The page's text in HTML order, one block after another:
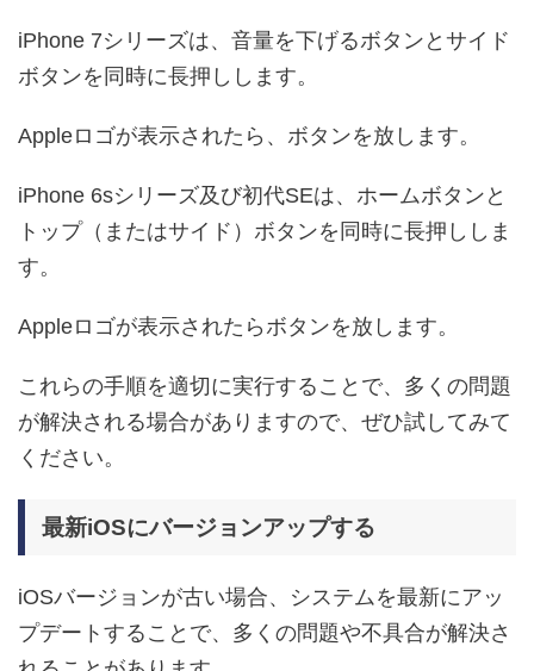
iPhone 7シリーズは、音量を下げるボタンとサイド
ボタンを同時に長押しします。
Appleロゴが表示されたら、ボタンを放します。
iPhone 6sシリーズ及び初代SEは、ホームボタンと
トップ（またはサイド）ボタンを同時に長押ししま
す。
Appleロゴが表示されたらボタンを放します。
これらの手順を適切に実行することで、多くの問題
が解決される場合がありますので、ぜひ試してみて
ください。
最新iOSにバージョンアップする
iOSバージョンが古い場合、システムを最新にアッ
プデートすることで、多くの問題や不具合が解決さ